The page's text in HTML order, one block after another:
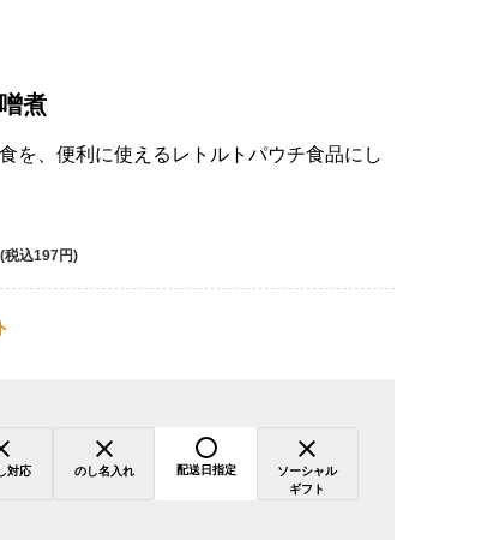
煮
を、便利に使えるレトルトパウチ食品にし
(税込197円)
対応 のし名入れ 配送日指定
ソーシャル
ギフト